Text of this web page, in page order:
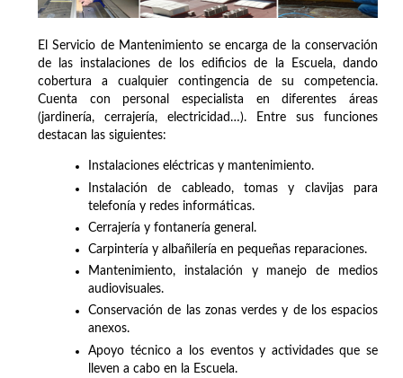
El Servicio de Mantenimiento se encarga de la conservación
de las instalaciones de los edificios de la Escuela, dando
cobertura a cualquier contingencia de su competencia.
Cuenta con personal especialista en diferentes áreas
(jardinería, cerrajería, electricidad…). Entre sus funciones
destacan las siguientes:
Instalaciones eléctricas y mantenimiento.
Instalación de cableado, tomas y clavijas para
telefonía y redes informáticas.
Cerrajería y fontanería general.
Carpintería y albañilería en pequeñas reparaciones.
Mantenimiento, instalación y manejo de medios
audiovisuales.
Conservación de las zonas verdes y de los espacios
anexos.
Apoyo técnico a los eventos y actividades que se
lleven a cabo en la Escuela.